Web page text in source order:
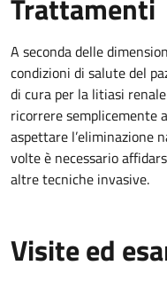
Trattamenti
A seconda delle
condizioni di salute del
di cura per la litiasi
ricorrere semplicemente
aspettare l’eliminazione
volte è necessario
altre tecniche invasive.
Visite ed